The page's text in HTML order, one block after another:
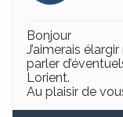
Bonjour
J’aimerais
parler
Lorient.
Au plaisir de